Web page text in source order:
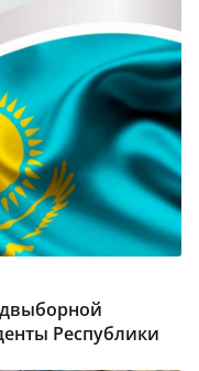
Республики